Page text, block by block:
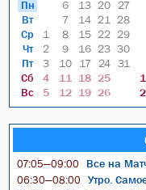
Пн
Вт
Ср
Чт
Пт
Сб
Вс
6 13 20
27
7
14 21
28
1
8 15 22 29
2
9 16 23 30
3
10 17 24 31
4
11 18 25
5
12 19 26
1
2
07:05—09:00 Все на
06:30—08:00 Утро.